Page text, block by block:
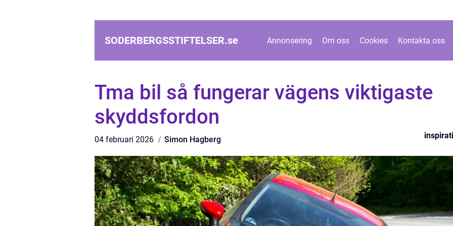
SODERBERGSSTIFTELSER.se Annonsering Om oss Cookies Kontakta oss
Tma bil så fungerar vägens viktigaste
skyddsfordon
04 februari 2026 Simon Hagberg